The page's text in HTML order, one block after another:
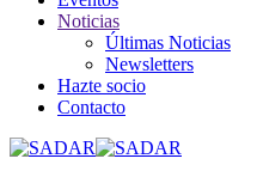
Noticias
Últimas Noticias
Newsletters
Hazte socio
Contacto